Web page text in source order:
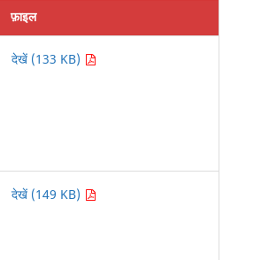
फ़ाइल
देखें (133 KB)
देखें (149 KB)